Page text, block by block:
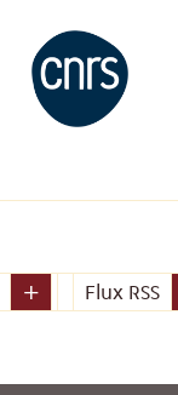
Flux RSS